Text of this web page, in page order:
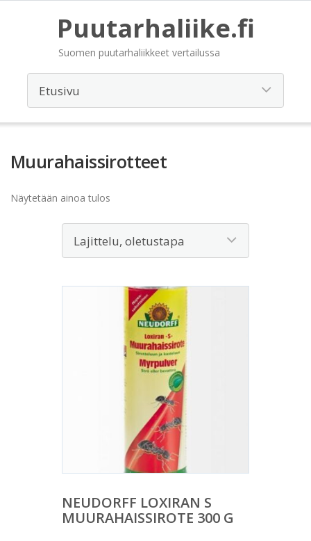
Puutarhaliike.fi
Suomen puutarhaliikkeet vertailussa
Muurahaissirotteet
Näytetään ainoa tulos
NEUDORFF LOXIRAN S
MUURAHAISSIROTE 300 G